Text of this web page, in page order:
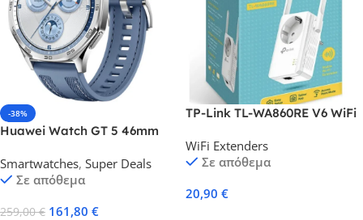
-38%
Huawei Watch GT 5 46mm
με 2 Χρόνια εγγύηση
Smartwatches, Super Deals
Σε απόθεμα
259,00€ 161,80 €
TP-Link TL-WA860RE V6 WiFi
(2.4GHz) 300Mbps
WiFi Extenders
Σε απόθεμα
20,90 €